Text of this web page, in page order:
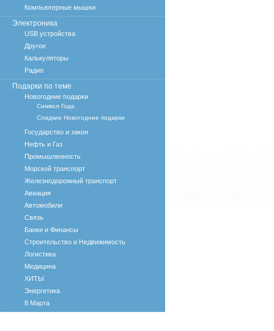
Компьютерные мышки
Электроника
USB устройства
Другое
Калькуляторы
Радио
Подарки по теме
Новогодние подарки
Символ Года
Сладкие Новогодние подарки
Государство и закон
Нефть и Газ
Промышленность
Морской транспорт
Железнодорожный транспорт
Авиация
Автомобили
Связь
Банки и Финансы
Строительство и Недвижимость
Логистика
Медицина
ХИТЫ
Энергетика
8 Марта